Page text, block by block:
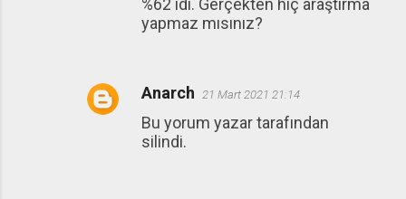
%62 idi. Gerçekten hiç araştırma
yapmaz mısınız?
Anarch 21 Mart 2021 21:14
Bu yorum yazar tarafından
silindi.